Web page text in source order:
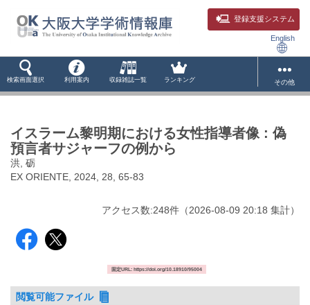
登録支援システム
English
検索画面選択 利用案内 収録雑誌一覧 ランキング その他
イスラーム黎明期における女性指導者像 : 偽
預言者サジャーフの例から
洪, 砺
EX ORIENTE, 2024, 28, 65-83
アクセス数:248件 （2026-08-09 20:18 集計）
固定URL: https://doi.org/10.18910/95004
閲覧可能ファイル